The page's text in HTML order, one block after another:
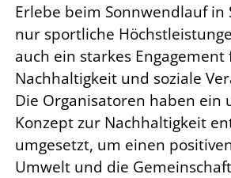
Erlebe beim Sonnwendlauf in
nur sportliche
auch ein starkes Engagement
Nachhaltigkeit und soziale
Die Organisatoren haben ein
Konzept zur Nachhaltigkeit
umgesetzt, um einen
Umwelt und die